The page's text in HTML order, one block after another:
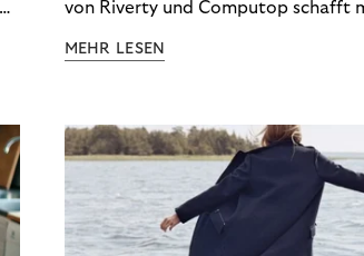
von Riverty und Computop schafft
Zahlungsabwicklung echte
MEHR LESEN